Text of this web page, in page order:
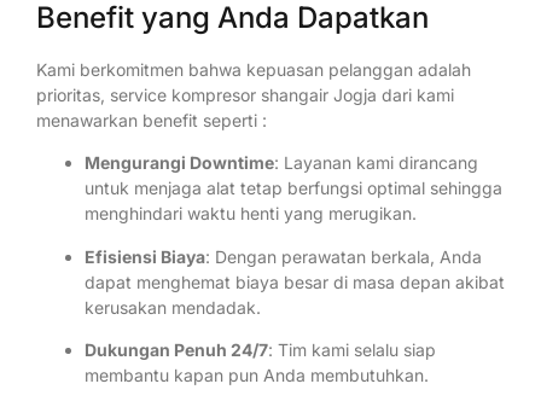
Benefit yang Anda Dapatkan
Kami berkomitmen bahwa kepuasan pelanggan adalah
prioritas, service kompresor shangair Jogja dari kami
menawarkan benefit seperti :
Mengurangi Downtime: Layanan kami dirancang
untuk menjaga alat tetap berfungsi optimal sehingga
menghindari waktu henti yang merugikan.
Efisiensi Biaya: Dengan perawatan berkala, Anda
dapat menghemat biaya besar di masa depan akibat
kerusakan mendadak.
Dukungan Penuh 24/7: Tim kami selalu siap
membantu kapan pun Anda membutuhkan.